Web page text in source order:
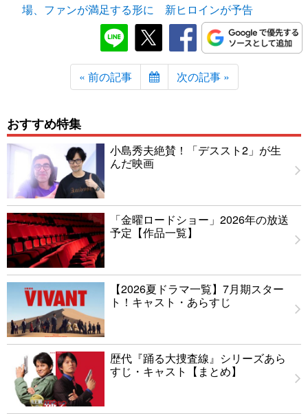
場、ファンが満足する形に 新ヒロインが予告
« 前の記事 次の記事 »
おすすめ特集
小島秀夫絶賛！「デススト2」が生
んだ映画
「金曜ロードショー」2026年の放送
予定【作品一覧】
【2026夏ドラマ一覧】7月期スター
ト！キャスト・あらすじ
歴代『踊る大捜査線』シリーズあら
すじ・キャスト【まとめ】